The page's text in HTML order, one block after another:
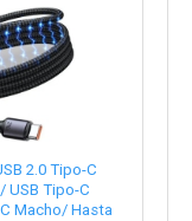
2.0 Tipo-C
USB Tipo-C
Macho/ Hasta